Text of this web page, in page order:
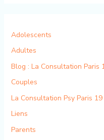
Adolescents
Adultes
Blog : La Consultation Paris
Couples
La Consultation Psy Paris 19
Liens
Parents